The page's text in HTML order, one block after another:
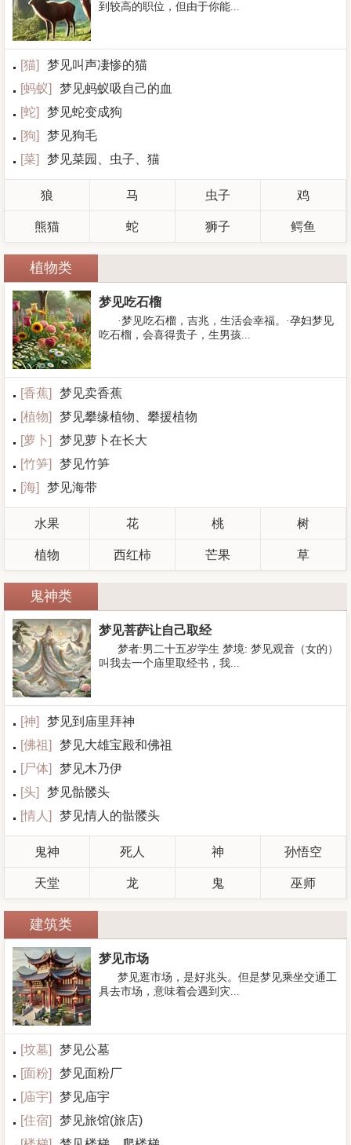
到较高的职位，但由于你能...
[猫]
梦见叫声凄惨的猫
[蚂蚁]
梦见蚂蚁吸自己的血
[蛇]
梦见蛇变成狗
[狗]
梦见狗毛
[菜] 梦见菜园、虫子、猫
狼 马 虫子 鸡
熊猫 蛇 狮子 鳄鱼
植物类
梦见吃石榴
·梦见吃石榴，吉兆，生活会幸福。·孕妇梦见
吃石榴，会喜得贵子，生男孩...
[香蕉]
梦见卖香蕉
[植物]
梦见攀缘植物、攀援植物
[萝卜]
梦见萝卜在长大
[竹笋]
梦见竹笋
[海] 梦见海带
水果 花 桃 树
植物 西红柿 芒果 草
鬼神类
梦见菩萨让自己取经
梦者:男二十五岁学生 梦境: 梦见观音（女的）
叫我去一个庙里取经书，我...
[神]
梦见到庙里拜神
[佛祖]
梦见大雄宝殿和佛祖
[尸体]
梦见木乃伊
[头]
梦见骷髅头
[情人 ] 梦见情人的骷髅头
鬼神 死人 神 孙悟空
天堂 龙 鬼 巫师
建筑类
梦见市场
梦见逛市场，是好兆头。但是梦见乘坐交通工
具去市场，意味着会遇到灾...
[坟墓]
梦见公墓
[面粉]
梦见面粉厂
[庙宇]
梦见庙宇
[住宿]
梦见旅馆(旅店)